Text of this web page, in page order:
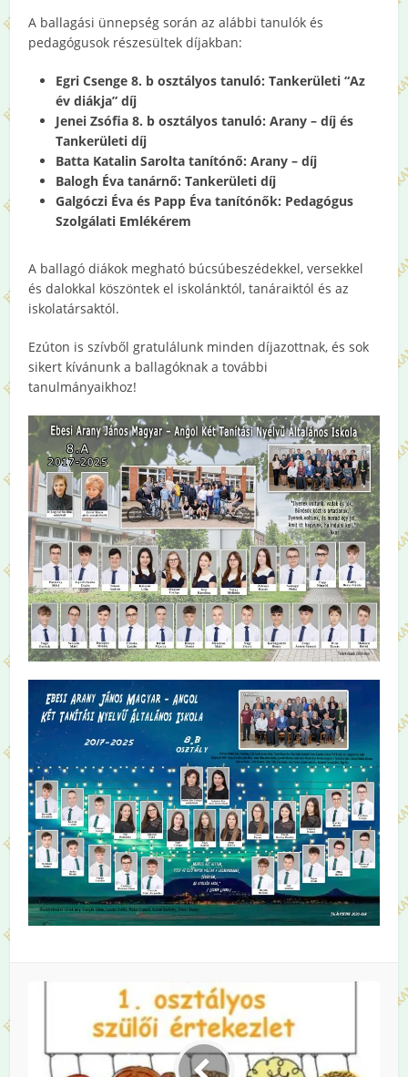
A ballagási ünnepség során az alábbi tanulók és
pedagógusok részesültek díjakban:
Egri Csenge 8. b osztályos tanuló: Tankerületi“Az
év diákja” díj
Jenei Zsófia 8. b osztályos tanuló: Arany – díj és
Tankerületi díj
Batta Katalin Sarolta tanítónő: Arany – díj
Balogh Éva tanárnő: Tankerületi díj
Galgóczi Éva és Papp Éva tanítónők: Pedagógus
Szolgálati Emlékérem
A ballagó diákok megható búcsúbeszédekkel, versekkel
és dalokkal köszöntek el iskolánktól, tanáraiktól és az
iskolatársaktól.
Ezúton is szívből gratulálunk minden díjazottnak, és sok
sikert kívánunk a ballagóknak a további
tanulmányaikhoz!